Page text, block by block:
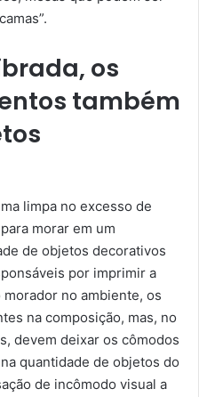
os
também
limpa no excesso de
morar em um
de objetos decorativos
por imprimir a
no ambiente, os
na composição, mas, no
devem deixar os cômodos
quantidade de objetos do
de incômodo visual a